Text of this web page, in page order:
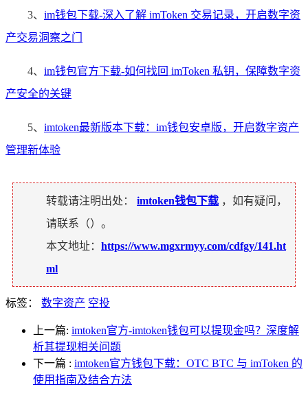
3、 im钱包下载-深入了解 imToken 交易记录，开启数字资
产交易洞察之门
4、 im钱包官方下载-如何找回 imToken 私钥，保障数字资
产安全的关键
5、 imtoken最新版本下载：im钱包安卓版，开启数字资产
管理新体验
转载请注明出处： imtoken钱包下载 ，如有疑问，
请联系（）。
本文地址： https://www.mgxrmyy.com/cdfgy/141.ht
ml
标签： 数字资产 空投
上一篇: imtoken官方-imtoken钱包可以提现金吗？深度解
析其提现相关问题
下一篇 : imtoken官方钱包下载：OTC BTC 与 imToken 的
使用指南及结合方法